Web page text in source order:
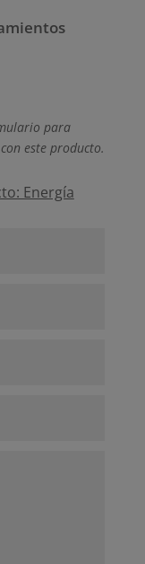
para
este producto.
Energía